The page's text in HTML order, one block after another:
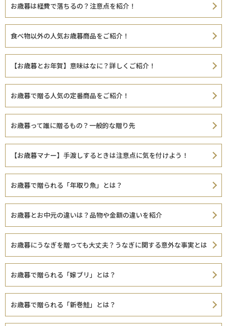
お歳暮は経費で落ちるの？注意点を紹介！
食べ物以外の人気お歳暮商品をご紹介！
【お歳暮とお年賀】意味はなに？詳しくご紹介！
お歳暮で贈る人気の定番商品をご紹介！
お歳暮って誰に贈るもの？一般的な贈り先
【お歳暮マナー】手渡しするときは注意点に気を付けよう！
お歳暮で贈られる「年取り魚」とは？
お歳暮とお中元の違いは？品物や金額の違いを紹介
お歳暮にうなぎを贈っても大丈夫？うなぎに関する意外な事実とは
お歳暮で贈られる「嫁ブリ」とは？
お歳暮で贈られる「新巻鮭」とは？